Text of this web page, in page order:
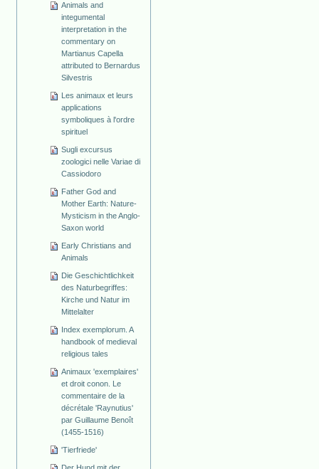
Animals and
integumental
interpretation in the
commentary on
Martianus Capella
attributed to Bernardus
Silvestris
Les animaux et leurs
applications
symboliques à l'ordre
spirituel
Sugli excursus
zoologici nelle Variae di
Cassiodoro
Father God and
Mother Earth: Nature-
Mysticism in the Anglo-
Saxon world
Early Christians and
Animals
Die Geschichtlichkeit
des Naturbegriffes:
Kirche und Natur im
Mittelalter
Index exemplorum. A
handbook of medieval
religious tales
Animaux 'exemplaires'
et droit conon. Le
commentaire de la
décrétale 'Raynutius'
par Guillaume Benoît
(1455-1516)
'Tierfriede'